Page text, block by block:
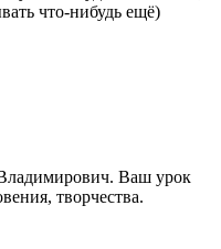
что-нибудь ещё)
Ваш урок
творчества.